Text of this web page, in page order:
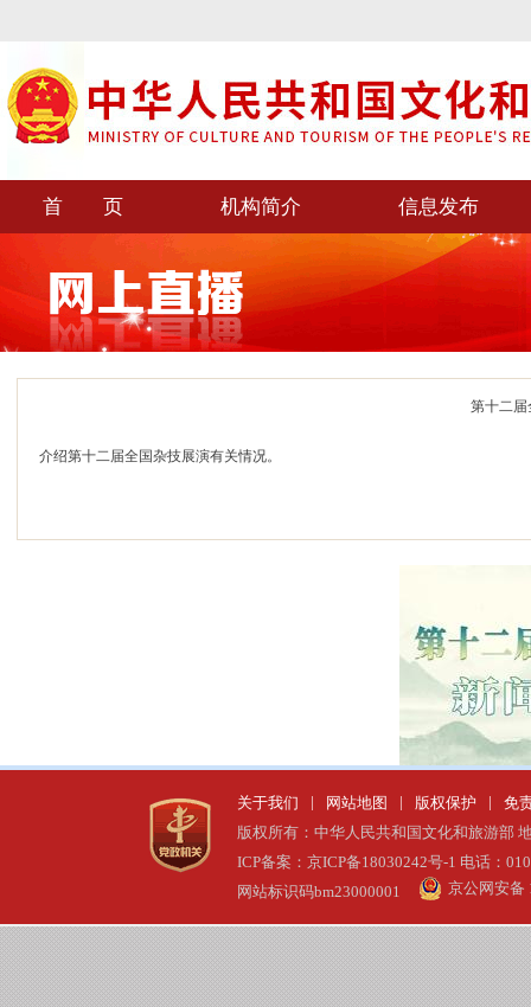
首 页 机构简介 信息发布
第十二届
介绍第十二届全国杂技展演有关情况。